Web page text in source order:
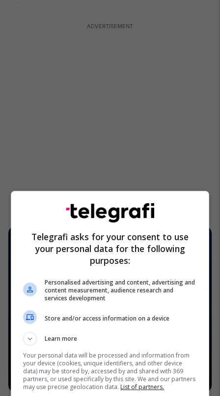
Telegrafi asks for your consent to use
your personal data for the following
purposes:
Personalised advertising and content, advertising and
content measurement, audience research and
services development
Store and/or access information on a device
Learn more
Your personal data will be processed and information from
your device (cookies, unique identifiers, and other device
data) may be stored by, accessed by and shared with 369
partners, or used specifically by this site. We and our partners
may use precise geolocation data. List of partners.